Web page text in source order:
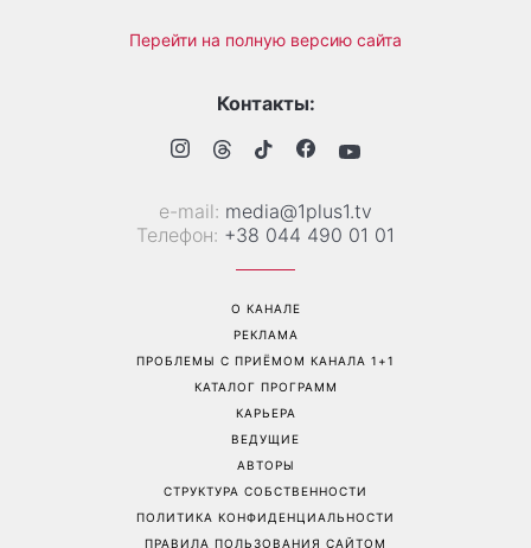
объяснили, почему плоды
не краснеют даже в жару
сочетание солнечного
затмения, Персеиды и
парада планет – когда их
можно увидеть